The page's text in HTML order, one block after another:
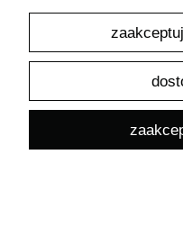
Dekoracyjny stempel